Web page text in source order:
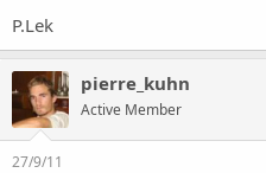
P.Lek
pierre_kuhn
Active Member
27/9/11